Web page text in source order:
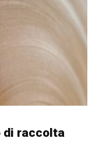
di raccolta